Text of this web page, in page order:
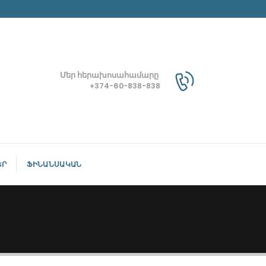
Մեր հերախոսահամարը
+374-60-838-838
ՖԻՆԱՆՍԱԿԱՆ